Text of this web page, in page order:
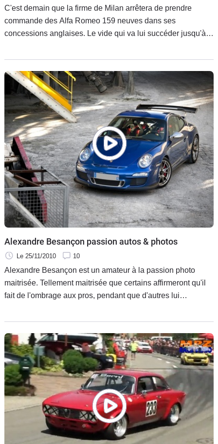
C'est demain que la firme de Milan arrêtera de prendre
commande des Alfa Romeo 159 neuves dans ses
concessions anglaises. Le vide qui va lui succéder jusqu'à
balance des ventes de la marque.
Alexandre Besançon passion autos & photos
Le 25/11/2010 10
Alexandre Besançon est un amateur à la passion photo
maitrisée. Tellement maitrisée que certains affirmeront qu'il
fait de l'ombrage aux pros, pendant que d'autres lui
bouchée. Si passer pro n'est pas son but, la passion qui
l'anime reste l'amour de la photo et des belles autos (ou peut
être l'inverse) avant tout et ça se voit.